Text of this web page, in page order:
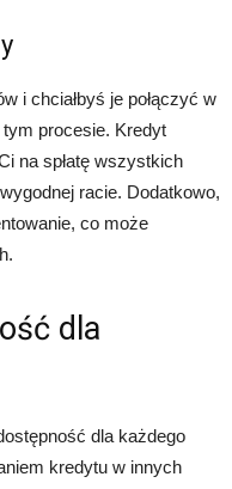
i chciałbyś je połączyć w
procesie. Kredyt
na spłatę wszystkich
racie. Dodatkowo,
co może
dla
dla każdego
kredytu w innych